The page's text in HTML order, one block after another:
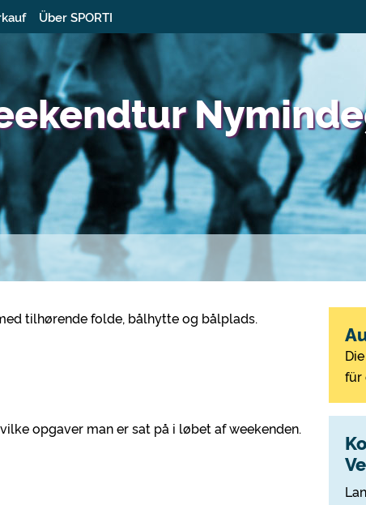
Über SPORTI
tilhørende folde, bålhytte og bålplads.
opgaver man er sat på i løbet af weekenden.
für